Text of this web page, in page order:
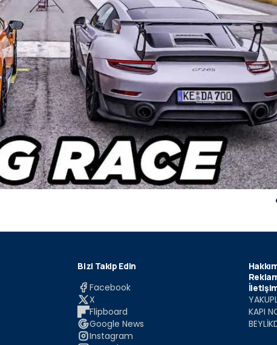
Bizi Takip Edin
Facebook
X
Flipboard
Google News
Instagram
KAPI